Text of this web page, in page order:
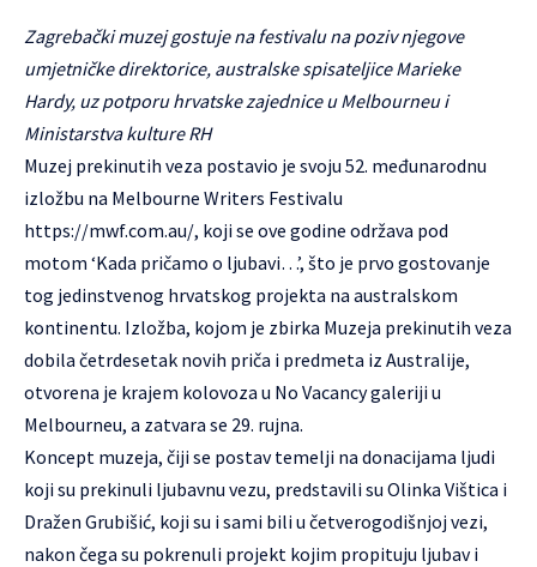
Zagrebački muzej gostuje na festivalu na poziv njegove
umjetničke direktorice, australske spisateljice Marieke
Hardy, uz potporu hrvatske zajednice u Melbourneu i
Ministarstva kulture RH
Muzej prekinutih veza postavio je svoju 52. međunarodnu
izložbu na Melbourne Writers Festivalu
https://mwf.com.au/, koji se ove godine održava pod
motom ‘Kada pričamo o ljubavi…’, što je prvo gostovanje
tog jedinstvenog hrvatskog projekta na australskom
kontinentu. Izložba, kojom je zbirka Muzeja prekinutih veza
dobila četrdesetak novih priča i predmeta iz Australije,
otvorena je krajem kolovoza u No Vacancy galeriji u
Melbourneu, a zatvara se 29. rujna.
Koncept muzeja, čiji se postav temelji na donacijama ljudi
koji su prekinuli ljubavnu vezu, predstavili su Olinka Vištica i
Dražen Grubišić, koji su i sami bili u četverogodišnjoj vezi,
nakon čega su pokrenuli projekt kojim propituju ljubav i